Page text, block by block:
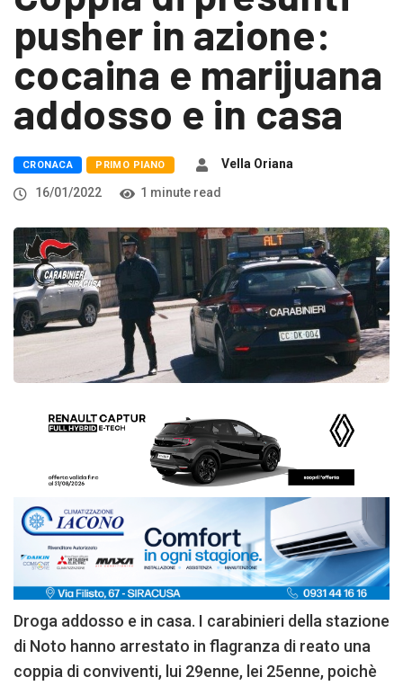
pusher in azione:
cocaina e marijuana
addosso e in casa
CRONACA PRIMO PIANO
Vella Oriana
16/01/2022
1 minute read
Droga addosso e in casa. I carabinieri della stazione
di Noto hanno arrestato in flagranza di reato una
coppia di conviventi, lui 29enne, lei 25enne, poichè